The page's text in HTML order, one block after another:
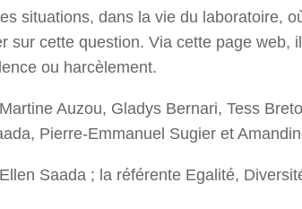
situations, dans la vie du laboratoire,
cette question. Via cette page web,
ou harcèlement.
Auzou, Gladys Bernari, Tess
Pierre-Emmanuel Sugier et
Saada ; la référente Egalité,